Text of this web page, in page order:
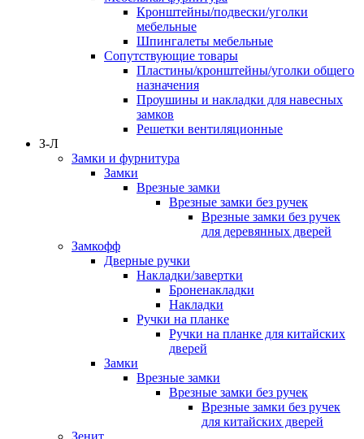
Кронштейны/подвески/уголки
мебельные
Шпингалеты мебельные
Сопутствующие товары
Пластины/кронштейны/уголки общего
назначения
Проушины и накладки для навесных
замков
Решетки вентиляционные
З-Л
Замки и фурнитура
Замки
Врезные замки
Врезные замки без ручек
Врезные замки без ручек
для деревянных дверей
Замкофф
Дверные ручки
Накладки/завертки
Броненакладки
Накладки
Ручки на планке
Ручки на планке для китайских
дверей
Замки
Врезные замки
Врезные замки без ручек
Врезные замки без ручек
для китайских дверей